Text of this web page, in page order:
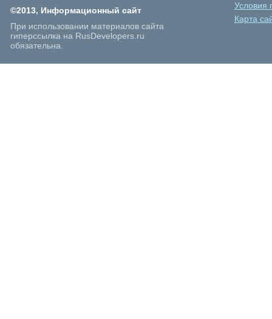
©2013, Информационный сайт
При использовании материалов сайта
гиперссылка на RusDevelopers.ru
обязательна.
Условия
Карта